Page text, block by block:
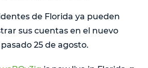
de Florida ya pueden
sus cuentas en el nuevo
25 de agosto.